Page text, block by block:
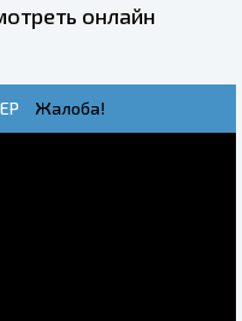
онлайн
Жалоба!